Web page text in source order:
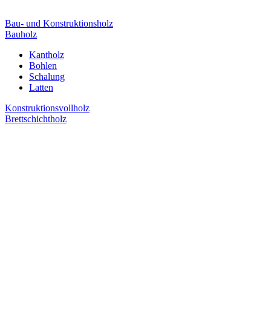
Bau- und Konstruktionsholz
Bauholz
Kantholz
Bohlen
Schalung
Latten
Konstruktionsvollholz
Brettschichtholz